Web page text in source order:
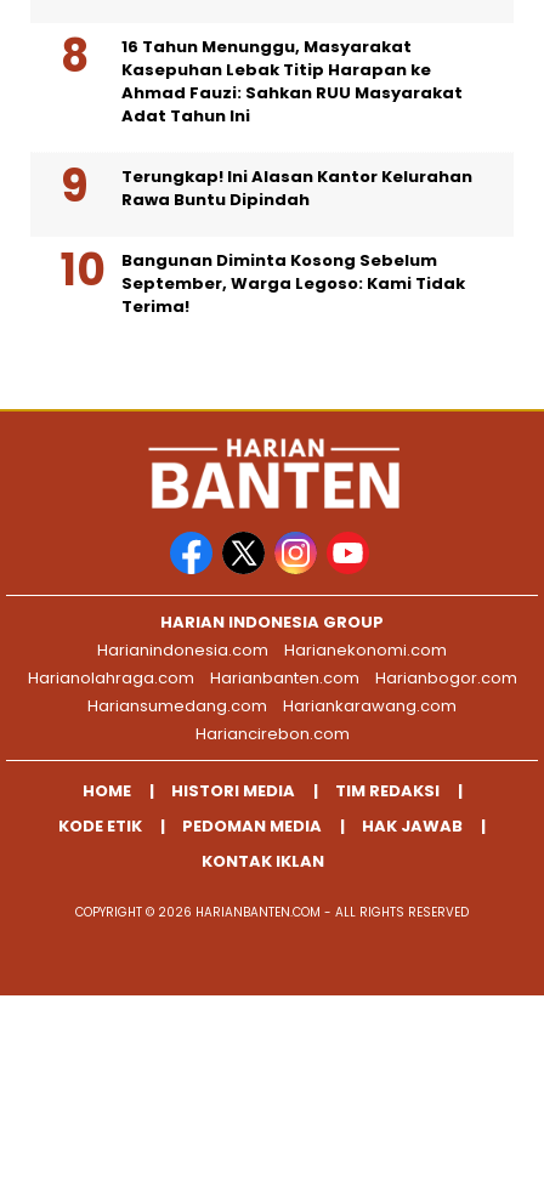
16 Tahun Menunggu, Masyarakat
Kasepuhan Lebak Titip Harapan ke
Ahmad Fauzi: Sahkan RUU Masyarakat
Adat Tahun Ini
Terungkap! Ini Alasan Kantor Kelurahan
Rawa Buntu Dipindah
Bangunan Diminta Kosong Sebelum
September, Warga Legoso: Kami Tidak
Terima!
HARIAN INDONESIA GROUP
Harianindonesia.com
Harianekonomi.com
Harianolahraga.com
Harianbanten.com
Harianbogor.com
Hariansumedang.com
Hariankarawang.com
Hariancirebon.com
HOME HISTORI MEDIA
TIM REDAKSI
KODE ETIK
PEDOMAN MEDIA
HAK JAWAB
KONTAK IKLAN
COPYRIGHT © 2026 HARIANBANTEN.COM - ALL RIGHTS RESERVED